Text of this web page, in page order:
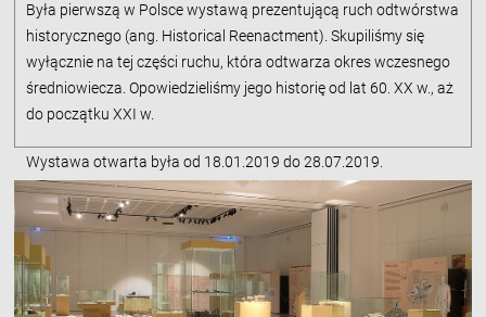
Była pierwszą w Polsce wystawą prezentującą ruch odtwórstwa
historycznego (ang. Historical Reenactment). Skupiliśmy się
wyłącznie na tej części ruchu, która odtwarza okres wczesnego
średniowiecza. Opowiedzieliśmy jego historię od lat 60. XX w., aż
do początku XXI w.
Wystawa otwarta była od 18.01.2019 do 28.07.2019.